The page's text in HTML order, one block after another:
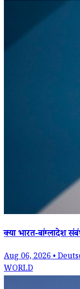
क्या भारत-बांग्लादेश
Aug 06, 2026 •
WORLD